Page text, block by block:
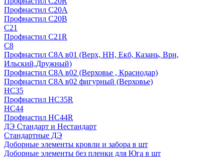
Профнастил С20А
Профнастил С20В
C21
Профнастил С21R
C8
Профнастил С8A в01 (Верх, НН, Екб, Казань, Врн,
Ильский,Дружный)
Профнастил С8A в02 (Верховье , Краснодар)
Профнастил С8A в02 фигурный (Верховье)
HС35
Профнастил HC35R
НС44
Профнастил НС44R
ДЭ Стандарт и Нестандарт
Стандартные ДЭ
Доборные элементы кровли и забора в шт
Доборные элементы без пленки для Юга в шт